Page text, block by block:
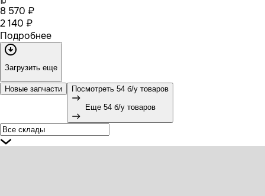
8 570 ₽
2 140 ₽
Подробнее
Загрузить еще
Новые запчасти Посмотреть 54 б/у товаров
Еще 54 б/у товаров